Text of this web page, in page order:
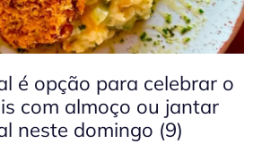
é opção para celebrar o
com almoço ou jantar
neste domingo (9)